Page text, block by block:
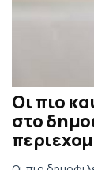
Οι πιο
στο